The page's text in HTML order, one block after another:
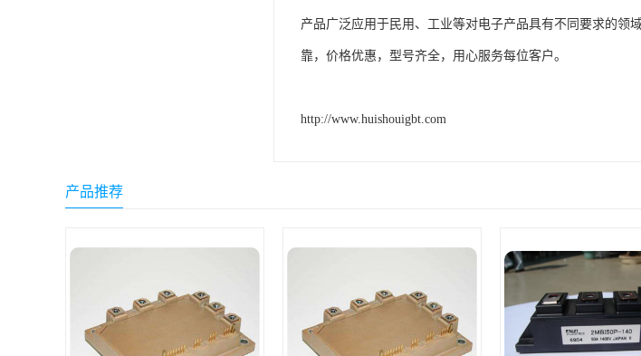
产品广泛应用于民用、工业等对电子产品具有不同要求的领
靠，价格优惠，型号齐全，用心服务每位客户。
http://www.huishouigbt.com
产品推荐